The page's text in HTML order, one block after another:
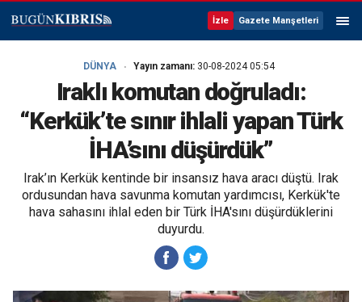
İzle Gazete Manşetleri
DÜNYA Yayın zamanı: 30-08-2024 05:54
Iraklı komutan doğruladı:
“Kerkük’te sınır ihlali yapan Türk
İHA’sını düşürdük”
Irak’ın Kerkük kentinde bir insansız hava aracı düştü. Irak
ordusundan hava savunma komutan yardımcısı, Kerkük'te
hava sahasını ihlal eden bir Türk İHA'sını düşürdüklerini
duyurdu.